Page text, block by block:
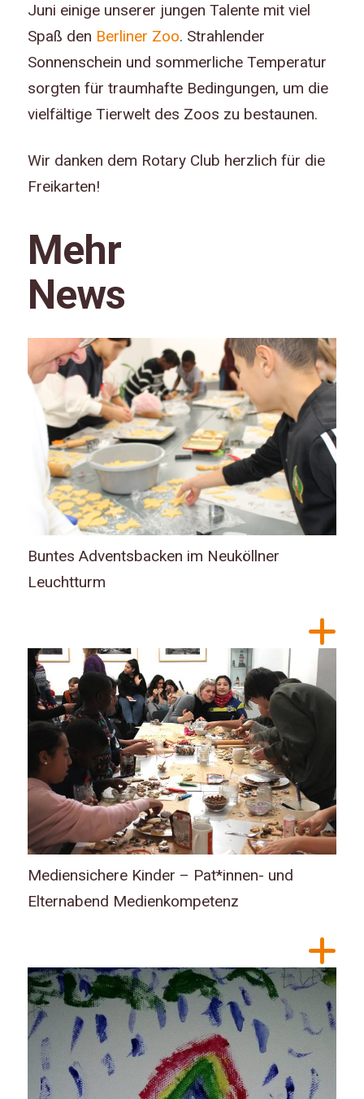
Juni einige unserer jungen Talente mit viel
Spaß den Berliner Zoo. Strahlender
Sonnenschein und sommerliche Temperatur
sorgten für traumhafte Bedingungen, um die
vielfältige Tierwelt des Zoos zu bestaunen.
Wir danken dem Rotary Club herzlich für die
Freikarten!
Mehr
News
Buntes Adventsbacken im Neuköllner
Leuchtturm
Mediensichere Kinder – Pat*innen- und
Elternabend Medienkompetenz